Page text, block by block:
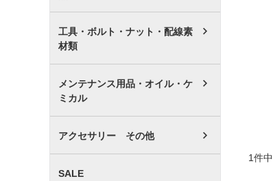
工具・ボルト・ナット・配線素
材類
メンテナンス用品・オイル・ケ
ミカル
アクセサリー その他
SALE
1件中